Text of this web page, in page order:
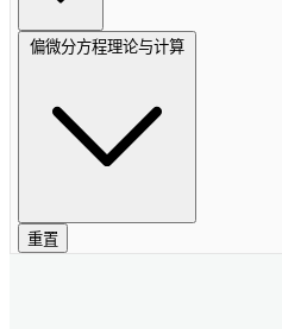
偏微分方程理论与计算
重置